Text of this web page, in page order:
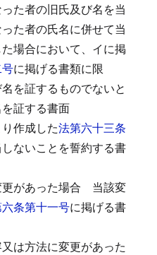
た者の旧氏及び名を当
た者の氏名に併せて当
場合において、イに掲
に掲げる書類に限
を証するものでないと
証する書面
作成した法第六十三条
ないことを誓約する書
があった場合
当該変
条第十一号に掲げる書
は方法に変更があった